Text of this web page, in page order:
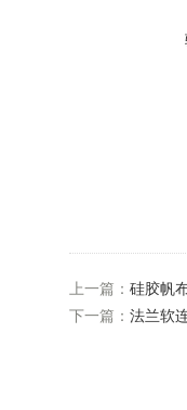
上一篇： 硅胶帆
下一篇： 法兰软